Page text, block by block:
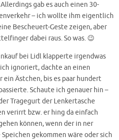
gab es auch einen 30-
– ich wollte ihm eigentlich
Bescheuert-Geste zeigen, aber
dabei raus. So was. 😉
bei Lidl klapperte irgendwas
ignoriert, dachte an einen
Ästchen, bis es paar hundert
Schaute ich genauer hin –
Tragegurt der Lenkertasche
verirrt bzw. er hing da einfach
können, wenn der in ner
gekommen wäre oder sich